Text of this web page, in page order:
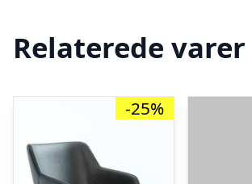
Relaterede varer
-25%